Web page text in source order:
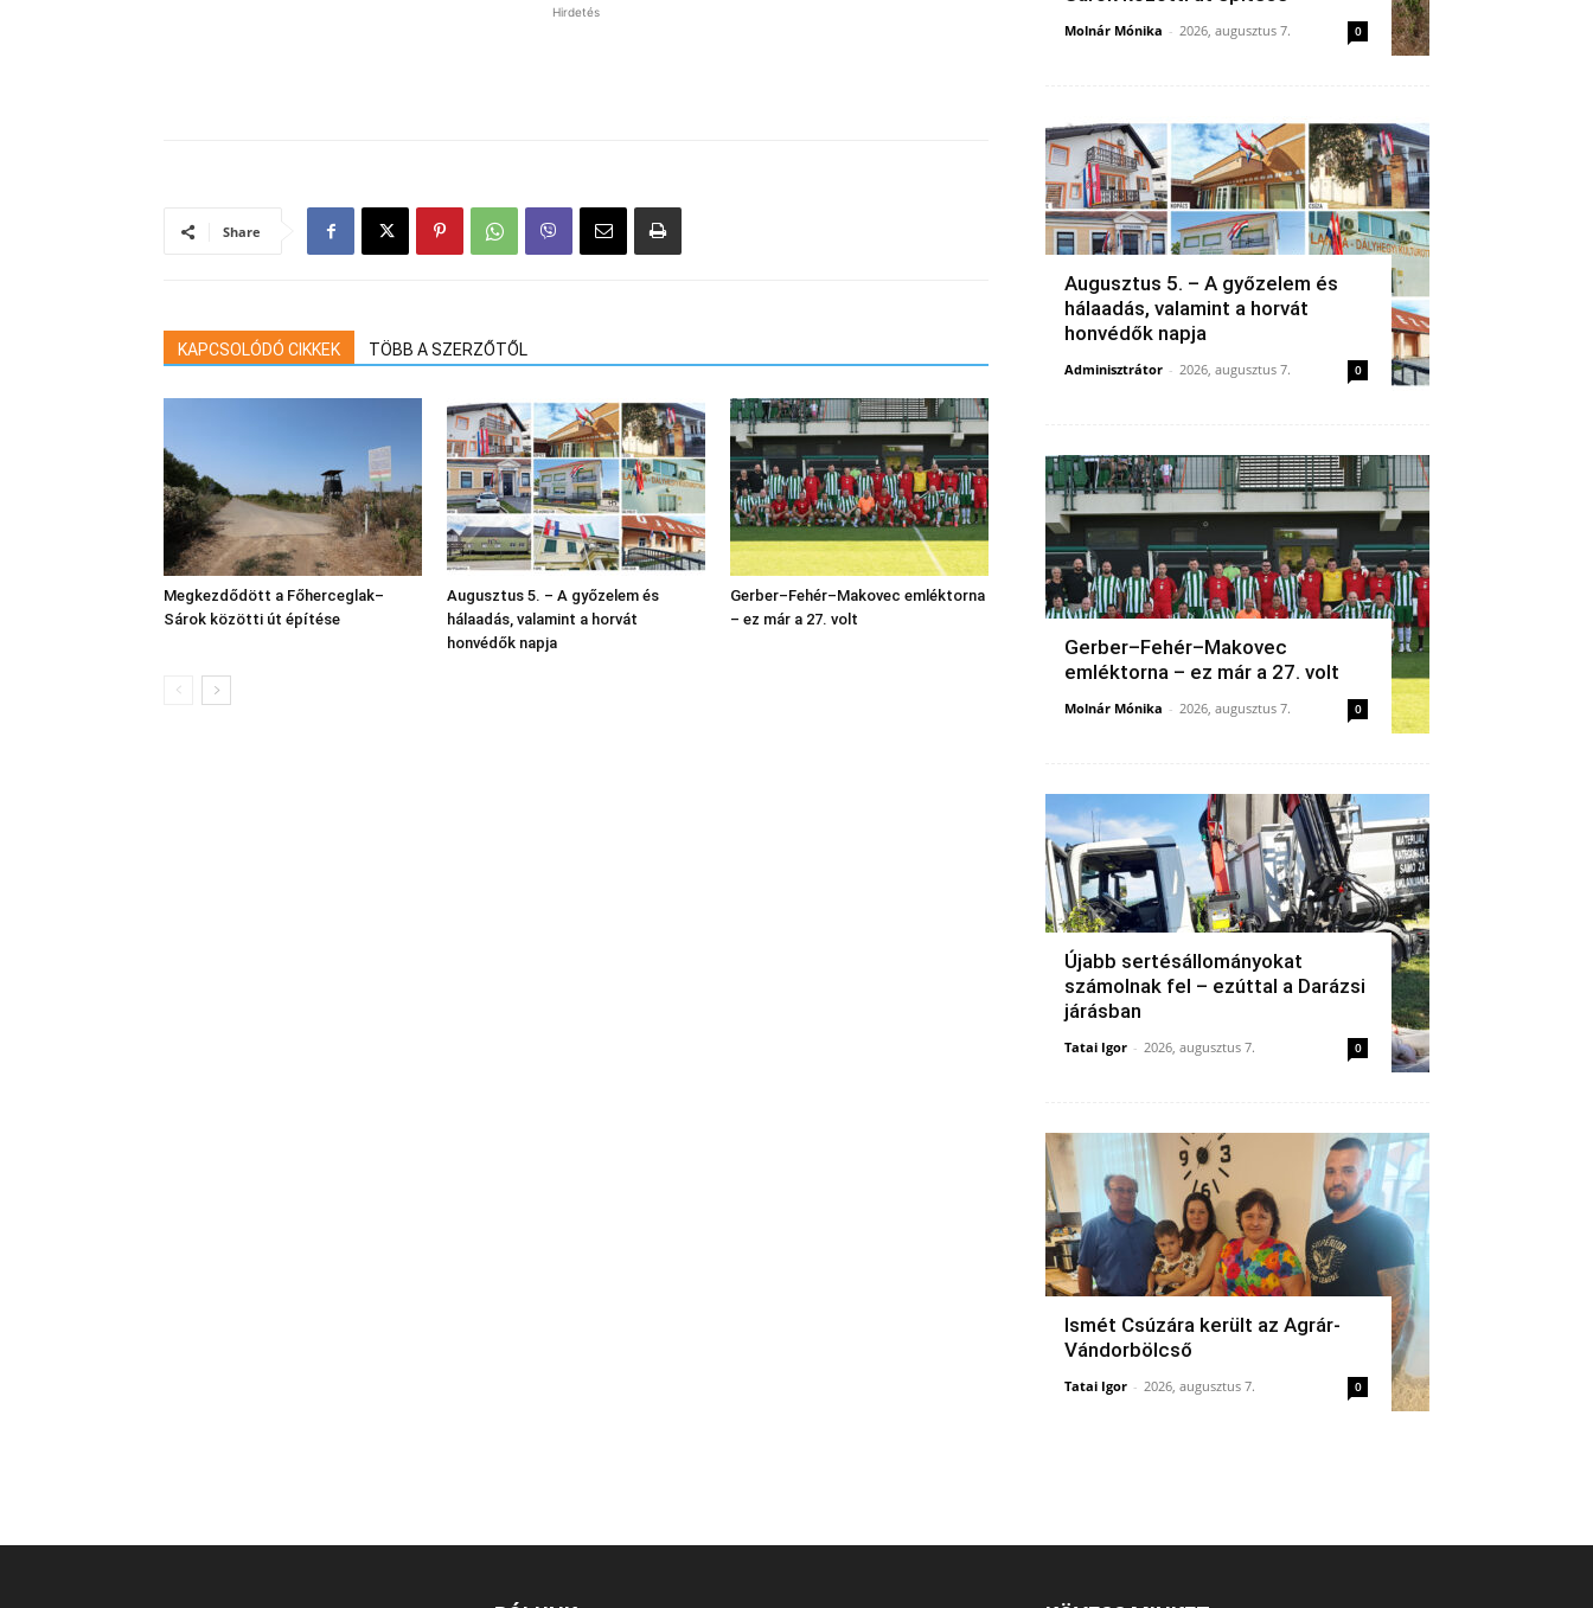
Hirdetés
Share
KAPCSOLÓDÓ CIKKEK TÖBB A SZERZŐTŐL
Megkezdődött a Főherceglak–
Sárok közötti út építése
Augusztus 5. – A győzelem és
hálaadás, valamint a horvát
honvédők napja
Gerber–Fehér–Makovec emléktorna
– ez már a 27. volt
Molnár Mónika - 2026, augusztus 7. 0
Augusztus 5. – A győzelem és
hálaadás, valamint a horvát
honvédők napja
Adminisztrátor - 2026, augusztus 7. 0
Gerber–Fehér–Makovec
emléktorna – ez már a 27. volt
Molnár Mónika - 2026, augusztus 7. 0
Újabb sertésállományokat
számolnak fel – ezúttal a Darázsi
járásban
Tatai Igor - 2026, augusztus 7. 0
Ismét Csúzára került az Agrár-
Vándorbölcső
Tatai Igor - 2026, augusztus 7. 0